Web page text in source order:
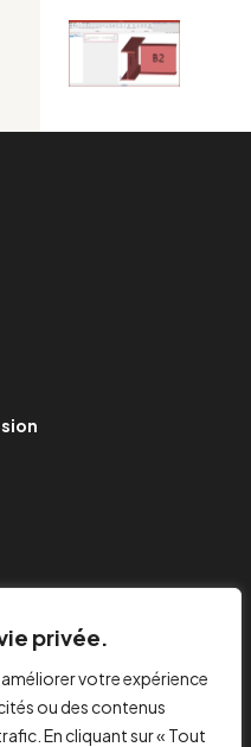
privée.
votre expérience
ou des contenus
En cliquant sur « Tout